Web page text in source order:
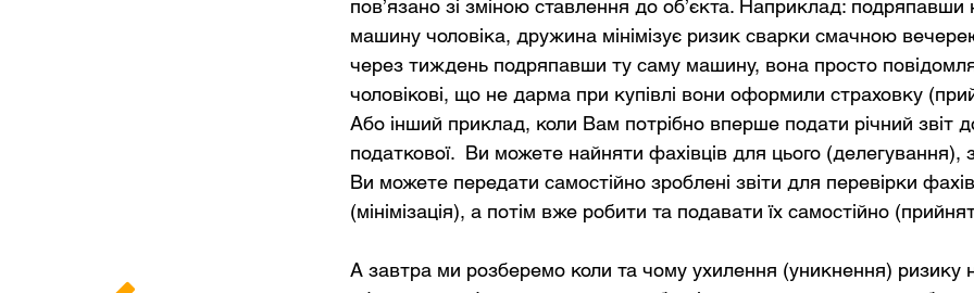
пов’язано зі зміною ставлення до об’єкта. Наприклад: подряпавши
машину чоловіка, дружина мінімізує ризик сварки смачною
через тиждень подряпавши ту саму машину, вона просто
чоловікові, що не дарма при купівлі вони оформили страховку
Або інший приклад, коли Вам потрібно вперше подати річний звіт
податкової. Ви можете найняти фахівців для цього (делегування),
Ви можете передати самостійно зроблені звіти для перевірки
(мінімізація), а потім вже робити та подавати їх самостійно
А завтра ми розберемо коли та чому ухилення (уникнення) ризику